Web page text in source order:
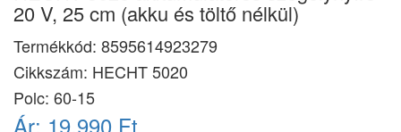
20 V, 25 cm (akku és töltő nélkül)
Termékkód: 8595614923279
Cikkszám: HECHT 5020
Polc: 60-15
Ár: 19.990 Ft